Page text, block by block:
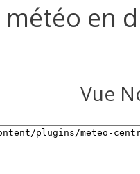
en
Vue